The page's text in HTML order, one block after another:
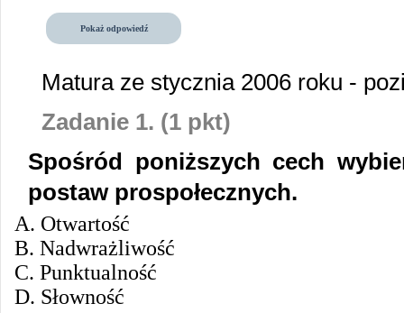
Pokaż odpowiedź
Matura ze stycznia 2006 roku -
Zadanie 1. (1 pkt)
Spośród poniższych cech
postaw prospołecznych.
A. Otwartość
B. Nadwrażliwość
C. Punktualność
D. Słowność